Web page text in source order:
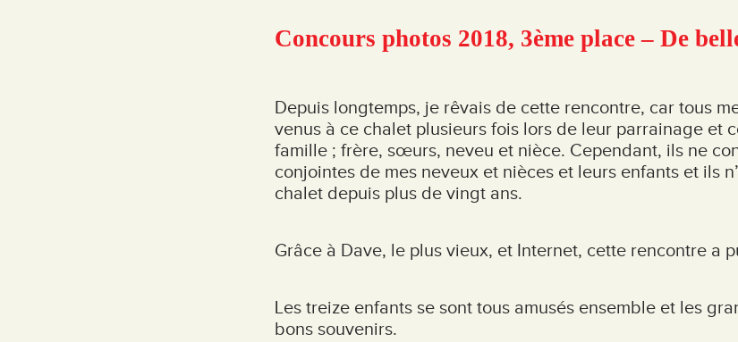
Concours photos 2018, 3ème place – De
Depuis longtemps, je rêvais de cette rencontre, car tous
venus à ce chalet plusieurs fois lors de leur parrainage et
famille ; frère, sœurs, neveu et nièce. Cependant, ils ne
conjointes de mes neveux et nièces et leurs enfants et ils
chalet depuis plus de vingt ans.
Grâce à Dave, le plus vieux, et Internet, cette rencontre a
Les treize enfants se sont tous amusés ensemble et les
bons souvenirs.